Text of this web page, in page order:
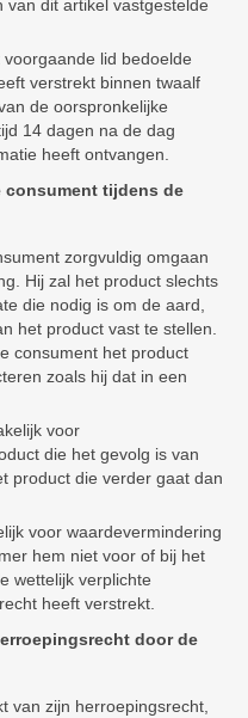
dit artikel vastgestelde
lid bedoelde
verstrekt binnen twaalf
de oorspronkelijke
14 dagen na de dag
heeft ontvangen.
consument tijdens de
zorgvuldig omgaan
Hij zal het product slechts
die nodig is om de aard,
het product vast te stellen.
consument het product
zoals hij dat in een
voor
die het gevolg is van
product die verder gaat dan
voor waardevermindering
hem niet voor of bij het
wettelijk verplichte
heeft verstrekt.
door de
van zijn herroepingsrecht,